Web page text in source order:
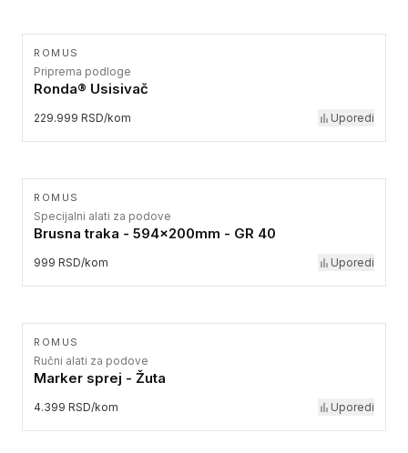
ROMUS
Priprema podloge
Ronda® Usisivač
229.999 RSD/kom Uporedi
ROMUS
Specijalni alati za podove
Brusna traka - 594x200mm - GR 40
999 RSD/kom Uporedi
ROMUS
Ručni alati za podove
Marker sprej - Žuta
4.399 RSD/kom Uporedi